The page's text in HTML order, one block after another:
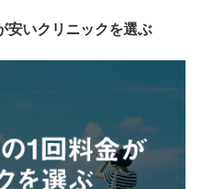
安いクリニックを選ぶ